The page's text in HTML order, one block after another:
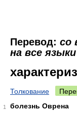
Перевод: со
на все языки
Толкование
1
болезнь Оврена